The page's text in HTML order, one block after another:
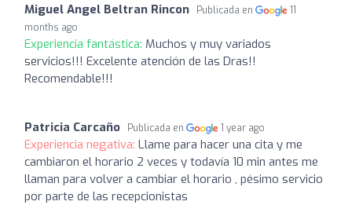
Miguel Angel Beltran Rincon Publicada en
11
months ago
Experiencia fantástica: Muchos y muy variados
servicios!!! Excelente atención de las Dras!!
Recomendable!!!
Patricia Carcaño Publicada en 1 year ago
Experiencia negativa: Llame para hacer una cita y me
cambiaron el horario 2 veces y todavía 10 min antes me
llaman para volver a cambiar el horario , pésimo servicio
por parte de las recepcionistas